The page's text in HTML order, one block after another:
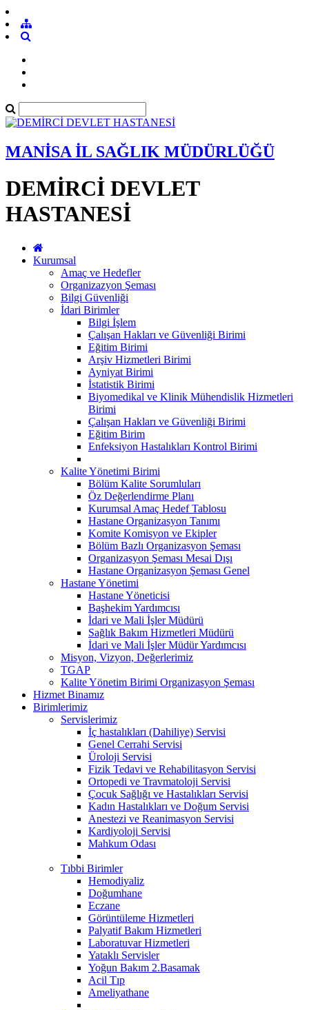
MANİSA İL SAĞLIK MÜDÜRLÜĞÜ
DEMİRCİ DEVLET
HASTANESİ
Kurumsal
Amaç ve Hedefler
Organizazyon Şeması
Bilgi Güvenliği
İdari Birimler
Bilgi İşlem
Çalışan Hakları ve Güvenliği Birimi
Eğitim Birimi
Arşiv Hizmetleri Birimi
Ayniyat Birimi
İstatistik Birimi
Biyomedikal ve Klinik Mühendislik Hizmetleri
Birimi
Çalışan Hakları ve Güvenliği Birimi
Eğitim Birim
Enfeksiyon Hastalıkları Kontrol Birimi
Kalite Yönetimi Birimi
Bölüm Kalite Sorumluları
Öz Değerlendirme Planı
Kurumsal Amaç Hedef Tablosu
Hastane Organizasyon Tanımı
Komite Komisyon ve Ekipler
Bölüm Bazlı Organizasyon Şeması
Organizasyon Şeması Mesai Dışı
Hastane Organizasyon Şeması Genel
Hastane Yönetimi
Hastane Yöneticisi
Başhekim Yardımcısı
İdari ve Mali İşler Müdürü
Sağlık Bakım Hizmetleri Müdürü
İdari ve Mali İşler Müdür Yardımcısı
Misyon, Vizyon, Değerlerimiz
TGAP
Kalite Yönetim Birimi Organizasyon Şeması
Hizmet Binamız
Birimlerimiz
Servislerimiz
İç hastalıkları (Dahiliye) Servisi
Genel Cerrahi Servisi
Üroloji Servisi
Fizik Tedavi ve Rehabilitasyon Servisi
Ortopedi ve Travmatoloji Servisi
Çocuk Sağlığı ve Hastalıkları Servisi
Kadın Hastalıkları ve Doğum Servisi
Anestezi ve Reanimasyon Servisi
Kardiyoloji Servisi
Mahkum Odası
Tıbbi Birimler
Hemodiyaliz
Doğumhane
Eczane
Görüntüleme Hizmetleri
Palyatif Bakım Hizmetleri
Laboratuvar Hizmetleri
Yataklı Servisler
Yoğun Bakım 2.Basamak
Acil Tıp
Ameliyathane